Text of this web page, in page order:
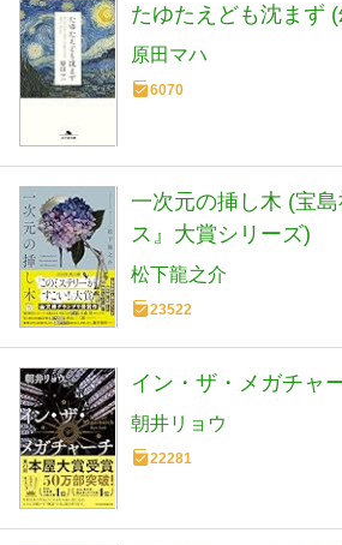
たゆたえども沈まず
原田マハ
6070
一次元の挿し木 (宝島
ス』大賞シリーズ)
松下龍之介
23522
イン・ザ・メガチャ
朝井リョウ
22281